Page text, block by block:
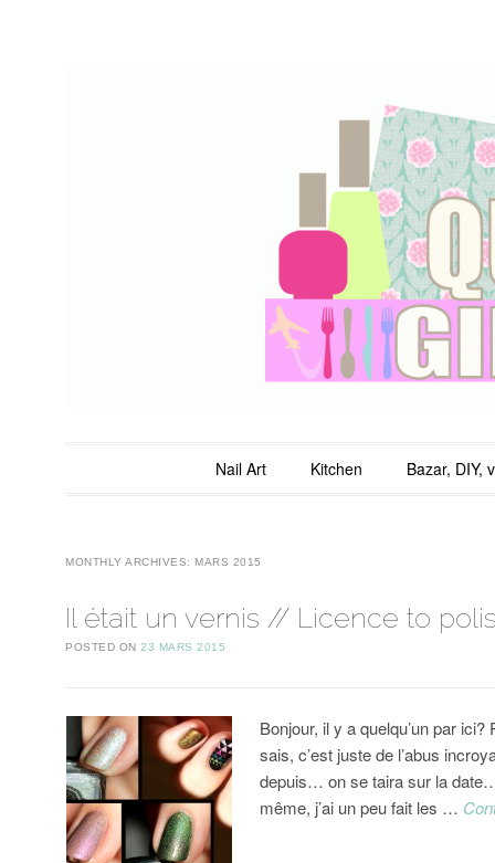
QuicheGirl
Nail Art Kitchen Bazar, DIY,
MONTHLY ARCHIVES: MARS 2015
Il était un vernis // Licence to
POSTED ON23 MARS 2015
Bonjour, il y a quelqu’un par
sais, c’est juste de l’abus
depuis… on se taira sur la
même, j’ai un peu fait les …